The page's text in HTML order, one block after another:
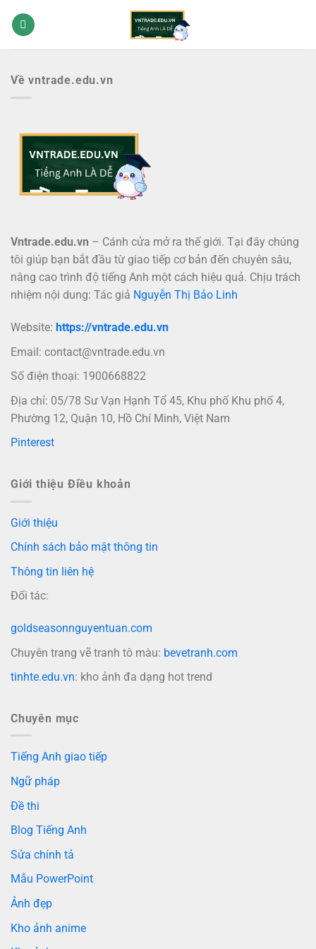
qua
Về vntrade.edu.vn
Vntrade.edu.vn – Cánh cửa mở ra thế giới. Tại đây chúng
tôi giúp bạn bắt đầu từ giao tiếp cơ bản đến chuyên sâu,
nâng cao trình độ tiếng Anh một cách hiệu quả. Chịu trách
nhiệm nội dung: Tác giả Nguyễn Thị Bảo Linh
Website: https://vntrade.edu.vn
Email: contact@vntrade.edu.vn
Số điện thoại: 1900668822
Địa chỉ: 05/78 Sư Vạn Hạnh Tổ 45, Khu phố Khu phố 4,
Phường 12, Quận 10, Hồ Chí Minh, Việt Nam
Pinterest
Giới thiệu Điều khoản
Giới thiệu
Chính sách bảo mật thông tin
Thông tin liên hệ
Đối tác:
goldseasonnguyentuan.com
Chuyên trang vẽ tranh tô màu: bevetranh.com
tinhte.edu.vn: kho ảnh đa dạng hot trend
Chuyên mục
Tiếng Anh giao tiếp
Ngữ pháp
Đề thi
Blog Tiếng Anh
Sửa chính tả
Mẫu PowerPoint
Ảnh đẹp
Kho ảnh anime